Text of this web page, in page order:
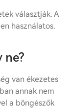
választják. A
használatos.
ne?
van ékezetes
annak nem
a böngészők